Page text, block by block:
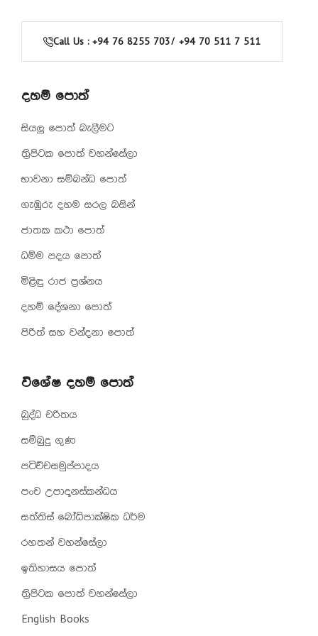
Call Us : +94 76 8255 703/ +94 70 511 7 511
දහම් පොත්
සියලු පොත් බැලීමට
ත්‍රිපිටක පොත් වහන්සේලා
භාවනා සම්බන්ධ පොත්
ගැඹුරු දහම සරල බසින්
ජාතක කථා පොත්
ධම්ම පදය පොත්
මිළිඳු රාජ ප්‍රශ්නය
දහම් දේශනා පොත්
පිරිත් සහ වන්දනා පොත්
විශේෂ දහම් පොත්
බුද්ධ චරිතය
සම්බුදු ගුණ
පටිච්චසමුප්පාදය
පංච උපාදානස්කන්ධය
සත්තිස් බෝධිපාක්ෂික ධර්ම
රහතන් වහන්සේලා
ඉතිහාසය පොත්
ත්‍රිපිටක පොත් වහන්සේලා
English Books